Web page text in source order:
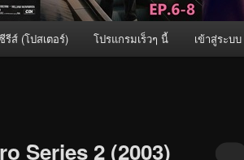
ส์ (โปสเตอร์) โปรแกรมเร็วๆ นี้ เข้าสู่ระบบ
Series 2 (2003)